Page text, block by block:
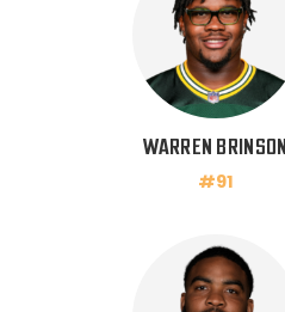
WARREN BRINSON
#91